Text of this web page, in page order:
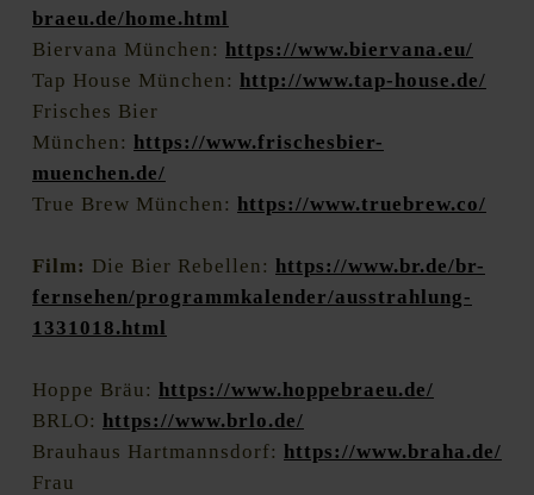
braeu.de/home.html
Biervana München: https://www.biervana.eu/
Tap House München: http://www.tap-house.de/
Frisches Bier
München: https://www.frischesbier-
muenchen.de/
True Brew München: https://www.truebrew.co/
Film: Die Bier Rebellen: https://www.br.de/br-
fernsehen/programmkalender/ausstrahlung-
1331018.html
Hoppe Bräu: https://www.hoppebraeu.de/
BRLO: https://www.brlo.de/
Brauhaus Hartmannsdorf: https://www.braha.de/
Frau